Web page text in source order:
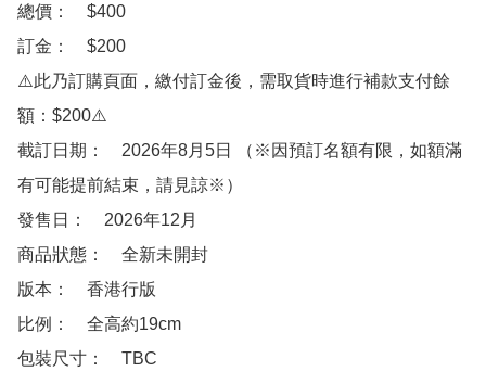
總價：　$400
訂金：　$200
⚠️此乃訂購頁面，繳付訂金後，需取貨時進行補款支付餘
額：$200⚠️
截訂日期：　2026年8月5日 （※因預訂名額有限，如額滿
有可能提前結束，請見諒※）
發售日：　2026年12月
商品狀態：　全新未開封
版本：　香港行版
比例：　全高約19cm
包裝尺寸：　TBC